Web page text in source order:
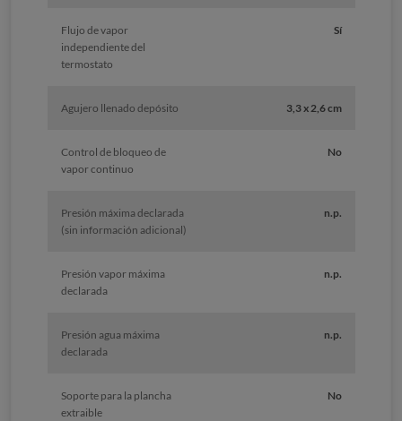
Flujo de vapor
independiente del
termostato
Sí
Agujero llenado depósito 3,3 x 2,6 cm
Control de bloqueo de
vapor continuo
No
Presión máxima declarada
(sin información adicional)
n.p.
Presión vapor máxima
declarada
n.p.
Presión agua máxima
declarada
n.p.
Soporte para la plancha
extraible
No